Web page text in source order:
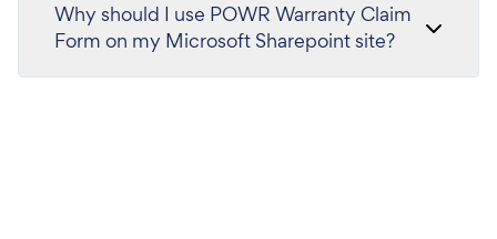
Why should I use POWR Warranty Claim
Form on my Microsoft Sharepoint site?